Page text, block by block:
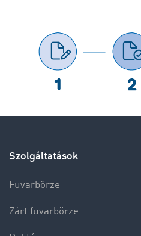
Szolgáltatások
Fuvarbörze
Zárt fuvarbörze